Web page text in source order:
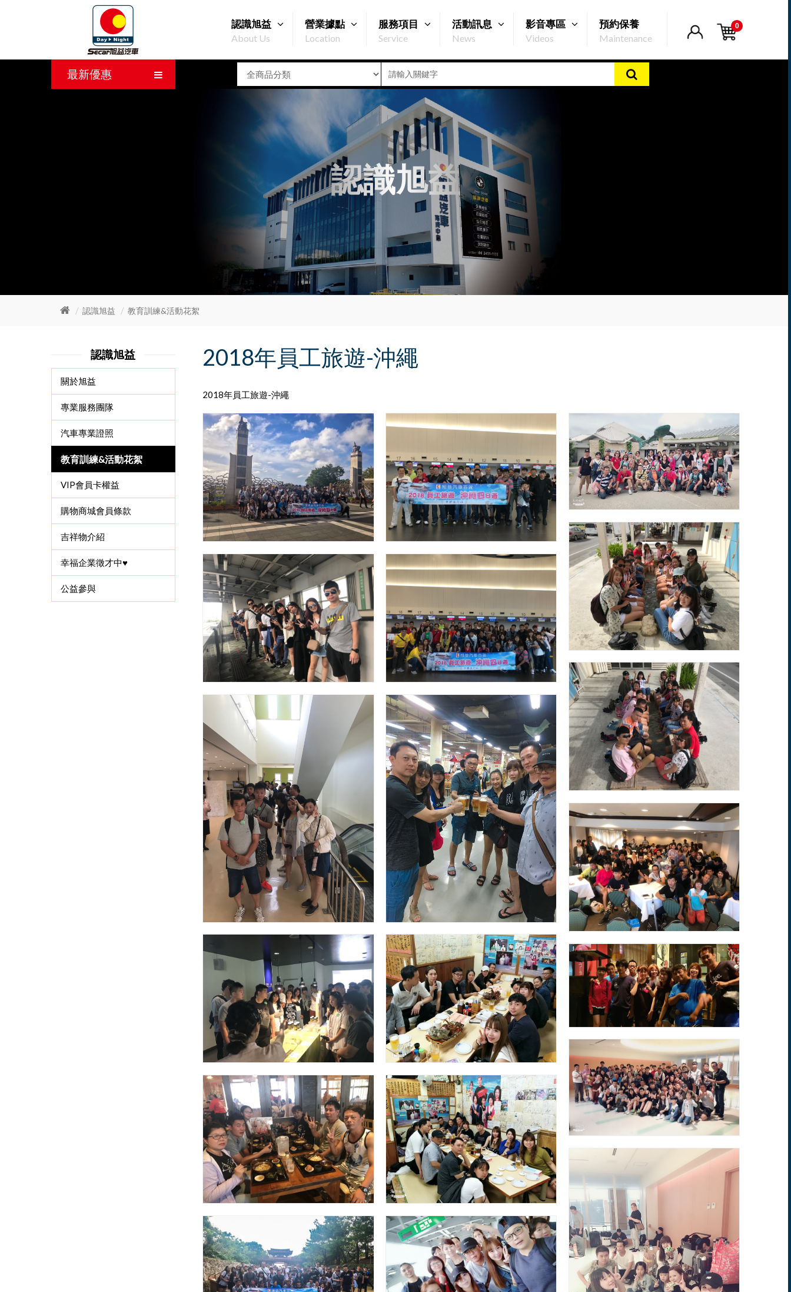
0
認識旭益
About Us
營業據點
Location
服務項目
Service
活動訊息
News
影音專區
Videos
預約保養
Maintenance
最新優惠
認識旭益
認識旭益 教育訓練&活動花絮
2018年員工旅遊-沖繩
2018年員工旅遊-沖繩
認識旭益
關於旭益
專業服務團隊
汽車專業證照
教育訓練&活動花絮
VIP會員卡權益
購物商城會員條款
吉祥物介紹
幸福企業徵才中♥
公益參與